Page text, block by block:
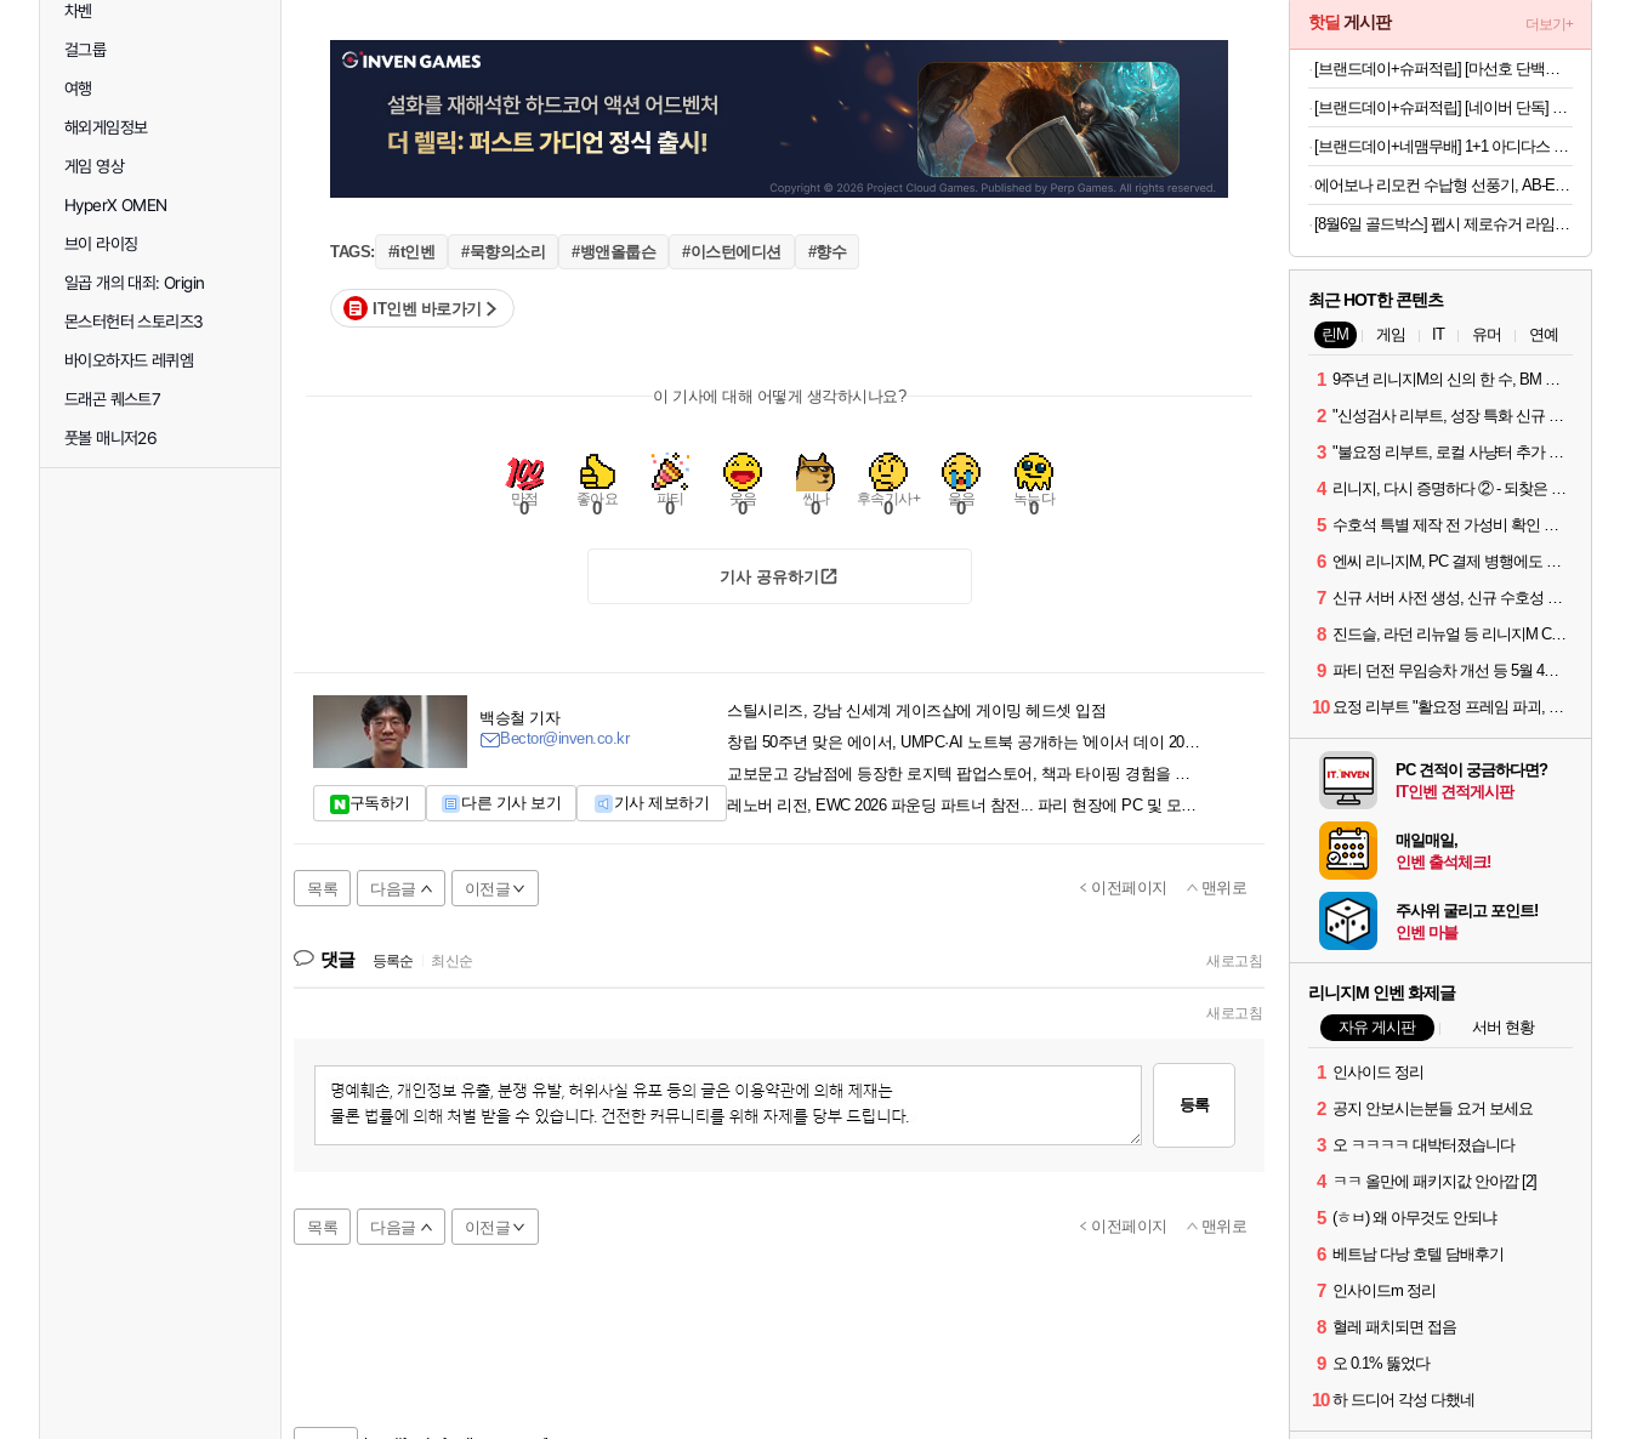
차벤
걸그룹
여행
해외게임정보
게임 영상
HyperX OMEN
브이 라이징
일곱 개의 대죄: Origin
몬스터헌터 스토리즈3
바이오하자드 레퀴엠
드래곤 퀘스트7
풋볼 매니저26
TAGS: #it인벤 #묵향의소리 #뱅앤올룹슨 #이스턴에디션 #향수
IT인벤 바로가기
이 기사에 대해 어떻게 생각하시나요?
만점
0 좋아요
0 파티
0 웃음
0 씬나
0 후속기사+
0 울음
0 녹는다
0
기사 공유하기
백승철 기자
Bector@inven.co.kr
구독하기 다른 기사 보기 기사 제보하기
스틸시리즈, 강남 신세계 게이즈샵에 게이밍 헤드셋 입점
창립 50주년 맞은 에이서, UMPC·AI 노트북 공개하는 '에이서 데이 2026' 개최
교보문고 강남점에 등장한 로지텍 팝업스토어, 책과 타이핑 경험을 잇는다
레노버 리전, EWC 2026 파운딩 파트너 참전... 파리 현장에 PC 및 모니터 공급
목록 다음글 이전글 이전페이지 맨위로
댓글 등록순 최신순 새로고침
새로고침
등록
목록 다음글 이전글 이전페이지 맨위로
핫딜 게시판 더보기+
[8월6일 골드박스] 펩시 제로슈거 라임향, 210ml, 30개
최근 HOT한 콘텐츠
린M 게임 IT 유머 연예
1 9주년 리니지M의 신의 한 수, BM 장비 아데나 판매 예고
2 "신성검사 리부트, 성장 특화 신규 서버" 리니지M 3월 업데이트 예고
3 "불요정 리부트, 로컬 사냥터 추가 예정" 리니지M 9주년 업데이트 예고
4 리니지, 다시 증명하다 ② - 되찾은 모바일 왕좌
5 수호석 특별 제작 전 가성비 확인 필수! 3월 2주차 업데이트 이슈
6 엔씨 리니지M, PC 결제 병행에도 모바일 '매출 1위' 탈환
7 신규 서버 사전 생성, 신규 수호성 추가 등 3월 1주차 업데이트 이슈
8 진드슬, 라던 리뉴얼 등 리니지M ContiNew 업데이트 핵심 요약
9 파티 던전 무임승차 개선 등 5월 4주차 업데이트 이슈
10 요정 리부트 "활요정 프레임 파괴, 검요정 향수 부활"
PC 견적이 궁금하다면?
IT인벤 견적게시판
매일매일,
인벤 출석체크!
주사위 굴리고 포인트!
인벤 마블
리니지M 인벤 화제글
자유 게시판 서버 현황
1 인사이드 정리
2 공지 안보시는분들 요거 보세요
3 오 ㅋㅋㅋㅋ 대박터졌습니다
4 ㅋㅋ 올만에 패키지값 안아깝 [2]
5 (ㅎㅂ) 왜 아무것도 안되냐
6 베트남 다낭 호텔 담배후기
7 인사이드m 정리
8 혈레 패치되면 접음
9 오 0.1% 뚫었다
10 하 드디어 각성 다했네